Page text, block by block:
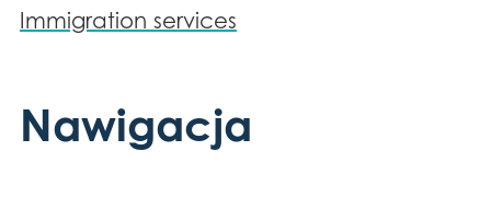
Immigration services
Nawigacja